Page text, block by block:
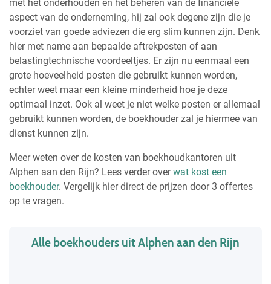
met het onderhouden en het beheren van de financiële
aspect van de onderneming, hij zal ook degene zijn die je
voorziet van goede adviezen die erg slim kunnen zijn. Denk
hier met name aan bepaalde aftrekposten of aan
belastingtechnische voordeeltjes. Er zijn nu eenmaal een
grote hoeveelheid posten die gebruikt kunnen worden,
echter weet maar een kleine minderheid hoe je deze
optimaal inzet. Ook al weet je niet welke posten er allemaal
gebruikt kunnen worden, de boekhouder zal je hiermee van
dienst kunnen zijn.
Meer weten over de kosten van boekhoudkantoren uit
Alphen aan den Rijn? Lees verder overwat kost een
boekhouder. Vergelijk hier direct de prijzen door 3 offertes
op te vragen.
Alle boekhouders uit Alphen aan den Rijn